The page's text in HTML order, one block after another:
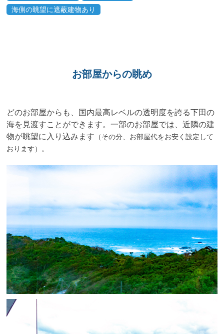
海側の眺望に遮蔽建物あり
お部屋からの眺め
どのお部屋からも、国内最高レベルの透明度を誇る下田の
海を見渡すことができます。一部のお部屋では、近隣の建
物が眺望に入り込みます （その分、お部屋代をお安く設定して
おります）。